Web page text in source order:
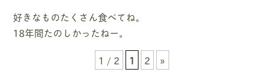
好きなものたくさん食べてね。
18年間たのしかったねー。
1 / 2
1 2 »